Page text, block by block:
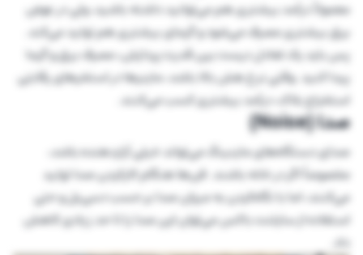
معمولاً درآمد بیشتری هم می‌توانید داشته باشید، ولی در عوض
برق بیشتری مصرف می‌شود و گرمای بیشتری هم تولید می‌کند.
پس باید یک تعادل درست بین قدرت پردازش، مصرف برق و گرما
پیدا کنید. وقتی نرخ هش بالا باشد، ماینرها در استخرهای رقابتی
استخراج بلاک، درآمد بیشتری کسب می‌کنند.
صدا (Noise)
صدای دستگاه‌های ماینینگ می‌تواند خیلی آزاردهنده باشد،
مخصوصاً اگر در خانه باشند. فن‌ها هنگام کارکردن صدا تولید
می‌کنند، اما با نگاه‌کردن به میزان صدا بر حسب دسی‌بل و حتی
استفاده از سایلنت باکس می‌توان این صدا را تا حد زیادی کاهش
داد.